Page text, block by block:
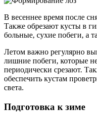
В весеннее время после
Также обрезают кусты в
больные, сухие побеги, а
Летом важно регулярно
лишние побеги, которые
периодически срезают.
обеспечить кустам
света.
Подготовка к зиме